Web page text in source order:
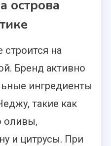
острова
на
Бренд активно
ингредиенты
такие как
оливы,
и цитрусы. При